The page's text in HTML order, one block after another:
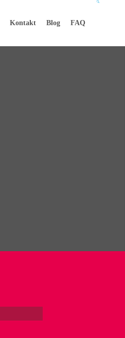
Kontakt Blog FAQ